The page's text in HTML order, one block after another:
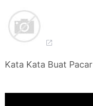
Kata Kata Buat